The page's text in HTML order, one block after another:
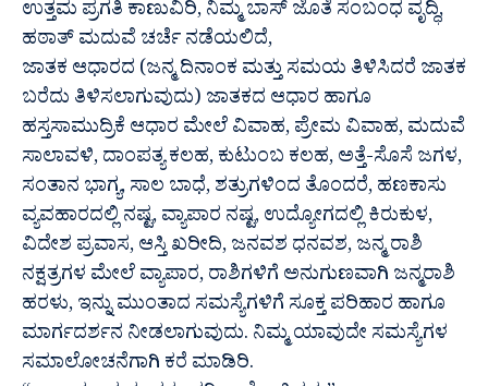
ಉತ್ತಮ ಪ್ರಗತಿ ಕಾಣುವಿರಿ, ನಿಮ್ಮ ಬಾಸ್ ಜೊತೆ ಸಂಬಂಧ ವೃದ್ಧಿ,
ಹಠಾತ್ ಮದುವೆ ಚರ್ಚೆ ನಡೆಯಲಿದೆ,
ಜಾತಕ ಆಧಾರದ (ಜನ್ಮ ದಿನಾಂಕ ಮತ್ತು ಸಮಯ ತಿಳಿಸಿದರೆ ಜಾತಕ
ಬರೆದು ತಿಳಿಸಲಾಗುವುದು) ಜಾತಕದ ಆಧಾರ ಹಾಗೂ
ಹಸ್ತಸಾಮುದ್ರಿಕೆ ಆಧಾರ ಮೇಲೆ ವಿವಾಹ, ಪ್ರೇಮ ವಿವಾಹ, ಮದುವೆ
ಸಾಲಾವಳಿ, ದಾಂಪತ್ಯ ಕಲಹ, ಕುಟುಂಬ ಕಲಹ, ಅತ್ತೆ-ಸೊಸೆ ಜಗಳ,
ಸಂತಾನ ಭಾಗ್ಯ, ಸಾಲ ಬಾಧೆ, ಶತ್ರುಗಳಿಂದ ತೊಂದರೆ, ಹಣಕಾಸು
ವ್ಯವಹಾರದಲ್ಲಿ ನಷ್ಟ, ವ್ಯಾಪಾರ ನಷ್ಟ, ಉದ್ಯೋಗದಲ್ಲಿ ಕಿರುಕುಳ,
ವಿದೇಶ ಪ್ರವಾಸ, ಆಸ್ತಿ ಖರೀದಿ, ಜನವಶ ಧನವಶ, ಜನ್ಮ ರಾಶಿ
ನಕ್ಷತ್ರಗಳ ಮೇಲೆ ವ್ಯಾಪಾರ, ರಾಶಿಗಳಿಗೆ ಅನುಗುಣವಾಗಿ ಜನ್ಮರಾಶಿ
ಹರಳು, ಇನ್ನು ಮುಂತಾದ ಸಮಸ್ಯೆಗಳಿಗೆ ಸೂಕ್ತ ಪರಿಹಾರ ಹಾಗೂ
ಮಾರ್ಗದರ್ಶನ ನೀಡಲಾಗುವುದು. ನಿಮ್ಮ ಯಾವುದೇ ಸಮಸ್ಯೆಗಳ
ಸಮಾಲೋಚನೆಗಾಗಿ ಕರೆ ಮಾಡಿರಿ.